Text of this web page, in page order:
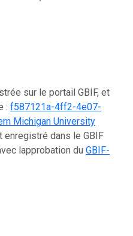
sur le portail GBIF, et
: f587121a-4ff2-4e07-
Michigan University
dans le GBIF
lapprobation du GBIF-